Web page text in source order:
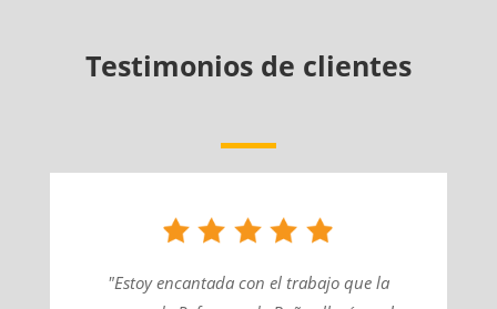
Testimonios de clientes
"Estoy encantada con el trabajo que la